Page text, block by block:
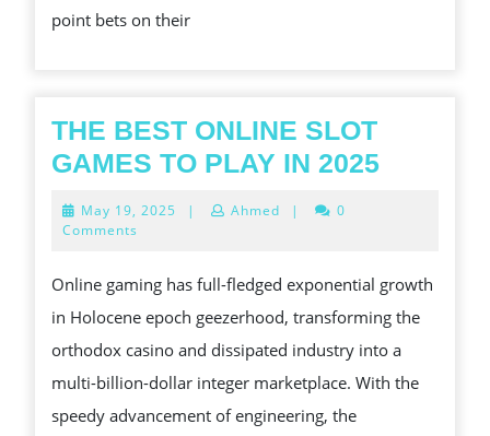
point bets on their
THE BEST ONLINE SLOT
GAMES TO PLAY IN 2025THE
GAMES
TO
PLAY
IN
May 19, 2025 May
| Ahmed |
0
Comments
Online gaming has full-fledged exponential growth
in Holocene epoch geezerhood, transforming the
orthodox casino and dissipated industry into a
multi-billion-dollar integer marketplace. With the
speedy advancement of engineering, the